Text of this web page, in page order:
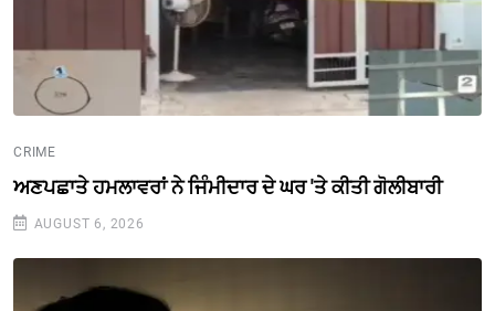
CRIME
ਅਣਪਛਾਤੇ ਹਮਲਾਵਰਾਂ ਨੇ ਜਿੰਮੀਦਾਰ ਦੇ ਘਰ 'ਤੇ ਕੀਤੀ ਗੋਲੀਬਾਰੀ
AUGUST 6, 2026